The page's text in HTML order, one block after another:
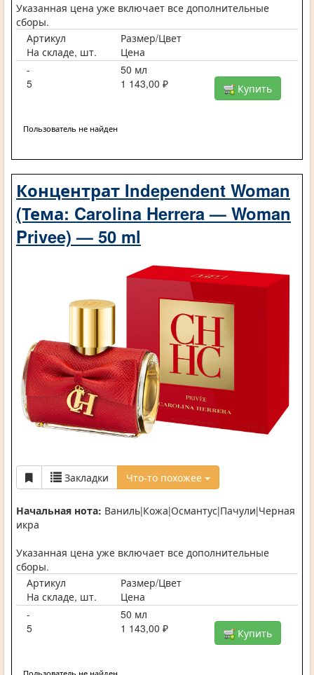
Указанная цена уже включает все дополнительные
сборы.
Артикул
Размер/Цвет
На складе, шт.
Цена
-
50 мл
5
1 143,00 ₽ Купить
Пользователь не найден
Концентрат Independent Woman
(Тема: Carolina Herrera — Woman
Privee) — 50 ml
Закладки Что-то похожее
Начальная нота: Ваниль|Кожа|Османтус|Пачули|Черная
икра
Указанная цена уже включает все дополнительные
сборы.
Артикул
Размер/Цвет
На складе, шт.
Цена
-
50 мл
5
1 143,00 ₽ Купить